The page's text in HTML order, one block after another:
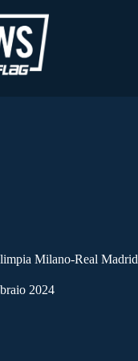
Milano-Real Madrid
2024